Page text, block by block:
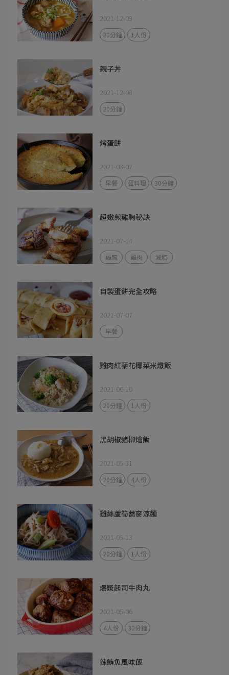
2021-12-09
20分鐘 1人份
親子丼
2021-12-08
20分鐘
烤蛋餅
2021-08-07
早餐 蛋料理 30分鐘
超嫩煎雞胸秘訣
2021-07-14
雞胸 雞肉 減脂
自製蛋餅完全攻略
2021-07-07
早餐
雞肉紅藜花椰菜米燉飯
2021-06-10
20分鐘 1人份
黑胡椒豬柳燴飯
2021-05-31
20分鐘 4人份
雞絲蘆筍蕎麥涼麵
2021-05-13
20分鐘 1人份
爆漿起司牛肉丸
2021-05-06
4人份 30分鐘
辣鮪魚風味飯